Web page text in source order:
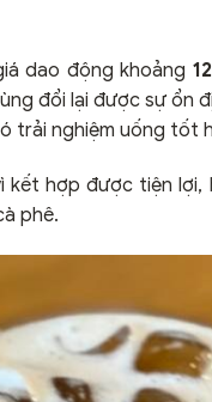
dao động khoảng
đổi lại được sự ổn
trải nghiệm uống tốt
kết hợp được tiện
phê.